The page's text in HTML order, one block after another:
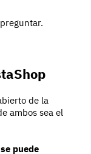
de la
ambos sea el
se puede